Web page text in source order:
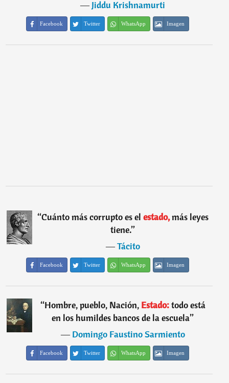
―Jiddu Krishnamurti
Facebook Twitter WhatsApp Imagen
“Cuánto más corrupto es el estado,más leyes
tiene.”
―Tácito
Facebook Twitter WhatsApp Imagen
“Hombre, pueblo, Nación,Estado:todo está
en los humildes bancos de la escuela”
―Domingo Faustino Sarmiento
Facebook Twitter WhatsApp Imagen